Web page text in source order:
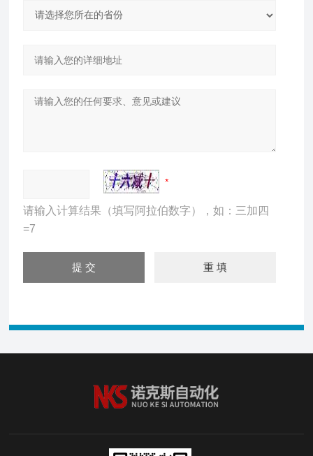
请输入计算结果（填写阿拉伯数字），如：三加四
=7